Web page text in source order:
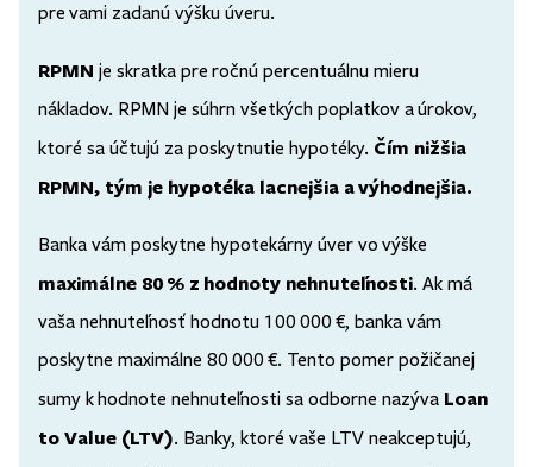
pre vami zadanú výšku úveru.
RPMN je skratka pre ročnú percentuálnu mieru
nákladov. RPMN je súhrn všetkých poplatkov a úrokov,
ktoré sa účtujú za poskytnutie hypotéky. Čím nižšia
RPMN, tým je hypotéka lacnejšia a výhodnejšia.
Banka vám poskytne hypotekárny úver vo výške
maximálne 80 % z hodnoty nehnuteľnosti. Ak má
vaša nehnuteľnosť hodnotu 100 000 €, banka vám
poskytne maximálne 80 000 €. Tento pomer požičanej
sumy k hodnote nehnuteľnosti sa odborne nazýva Loan
to Value (LTV). Banky, ktoré vaše LTV neakceptujú,